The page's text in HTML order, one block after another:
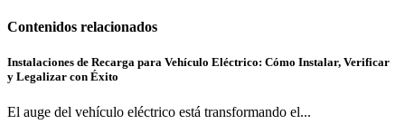
Contenidos relacionados
Instalaciones de Recarga para Vehículo Eléctrico: Cómo Instalar, Verificar
y Legalizar con Éxito
El auge del vehículo eléctrico está transformando el...